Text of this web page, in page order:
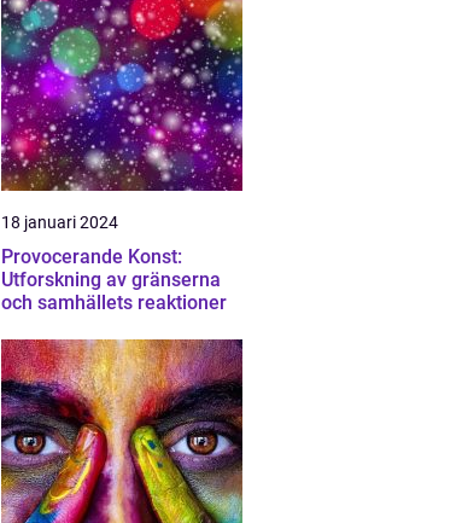
18 januari 2024
Provocerande Konst:
Utforskning av gränserna
och samhällets reaktioner